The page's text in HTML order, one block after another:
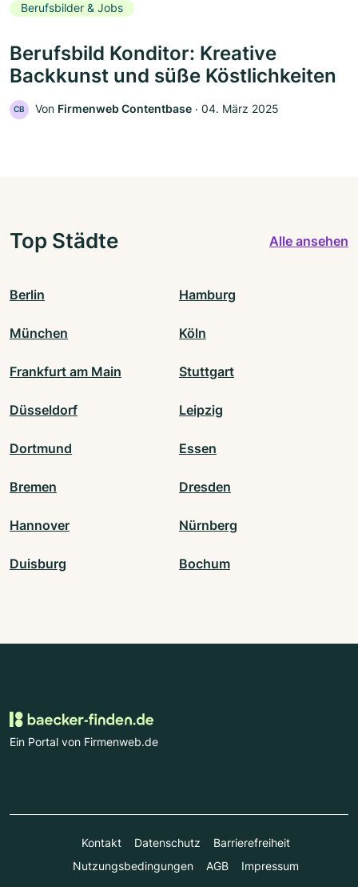
Berufsbilder & Jobs
Berufsbild Konditor: Kreative
Backkunst und süße Köstlichkeiten
CB Von Firmenweb Contentbase ‧ 04. März 2025
Top Städte Alle ansehen
Berlin Hamburg
München Köln
Frankfurt am Main Stuttgart
Düsseldorf Leipzig
Dortmund Essen
Bremen Dresden
Hannover Nürnberg
Duisburg Bochum
Ein Portal von Firmenweb.de
Kontakt Datenschutz
Barrierefreiheit
Nutzungsbedingungen
AGB Impressum